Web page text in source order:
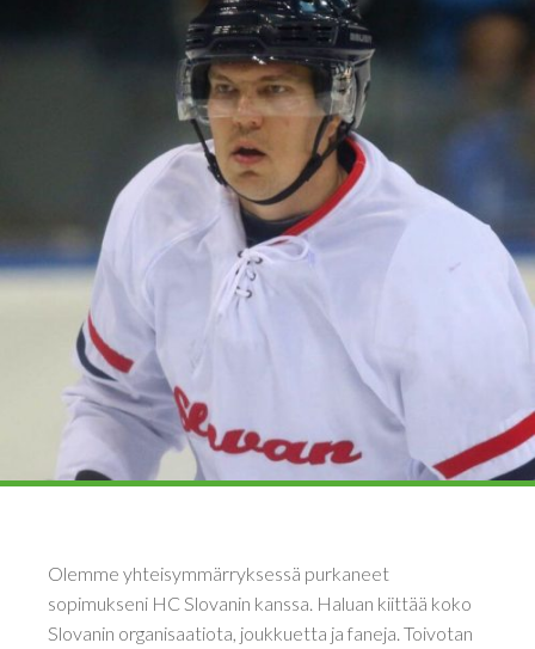
Olemme yhteisymmärryksessä purkaneet
sopimukseni HC Slovanin kanssa. Haluan kiittää koko
Slovanin organisaatiota, joukkuetta ja faneja. Toivotan